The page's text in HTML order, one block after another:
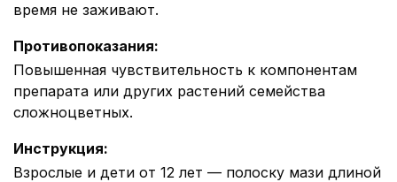
время не заживают.
Противопоказания:
Повышенная чувствительность к компонентам
препарата или других растений семейства
сложноцветных.
Инструкция:
Взрослые и дети от 12 лет — полоску мази длиной